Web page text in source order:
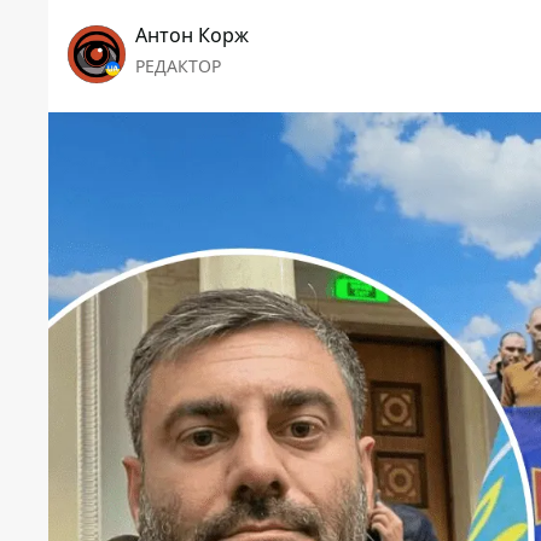
Антон Корж
РЕДАКТОР